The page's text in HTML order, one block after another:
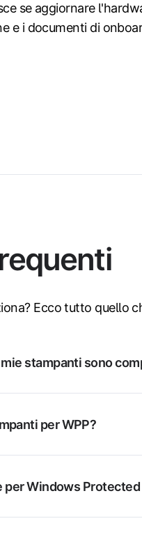
se aggiornare
e i documenti di
Ecco tutto quello
stampanti sono
per WPP?
per Windows